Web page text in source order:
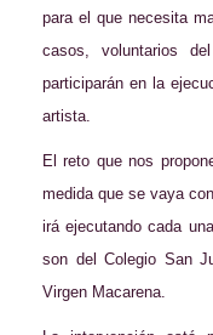
para el que necesita
casos, voluntarios
participarán en la
artista.
El reto que nos
medida que se vaya
irá ejecutando cada
son del Colegio San
Virgen Macarena.